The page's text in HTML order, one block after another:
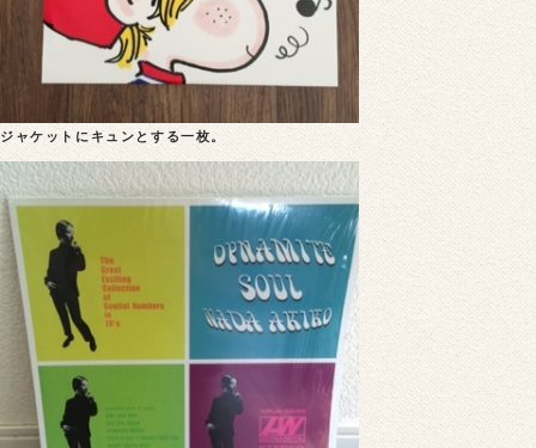
ジャケットにキュンとする一枚。